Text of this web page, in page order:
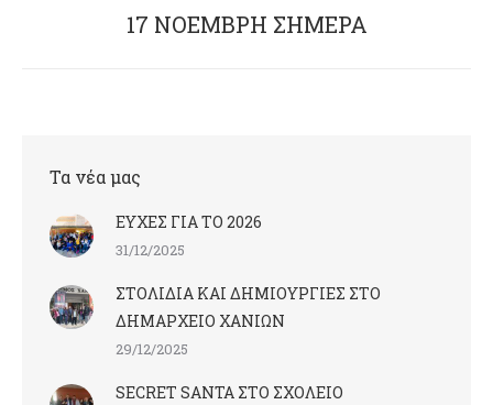
Next
17 ΝΟΕΜΒΡΗ ΣΗΜΕΡΑ
Τα νέα μας
ΕΥΧΕΣ ΓΙΑ ΤΟ 2026
31/12/2025
ΣΤΟΛΙΔΙΑ ΚΑΙ ΔΗΜΙΟΥΡΓΙΕΣ ΣΤΟ
ΔΗΜΑΡΧΕΙΟ ΧΑΝΙΩΝ
29/12/2025
SECRET SANTA ΣΤΟ ΣΧΟΛΕΙΟ